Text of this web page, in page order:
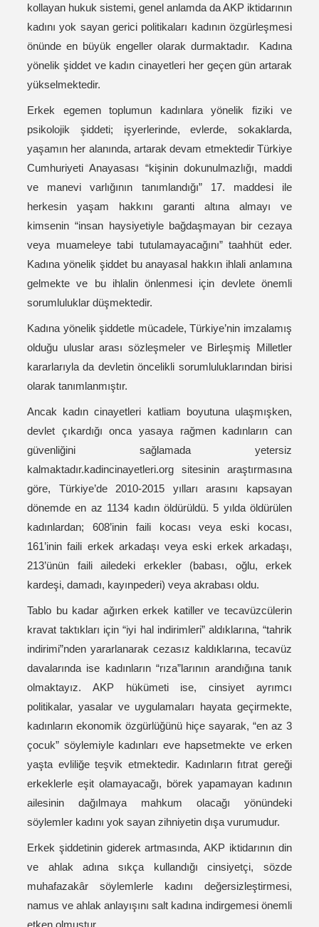
kollayan hukuk sistemi, genel anlamda da AKP iktidarının
kadını yok sayan gerici politikaları kadının özgürleşmesi
önünde en büyük engeller olarak durmaktadır. Kadına
yönelik şiddet ve kadın cinayetleri her geçen gün artarak
yükselmektedir.
Erkek egemen toplumun kadınlara yönelik fiziki ve
psikolojik şiddeti; işyerlerinde, evlerde, sokaklarda,
yaşamın her alanında, artarak devam etmektedir Türkiye
Cumhuriyeti Anayasası “kişinin dokunulmazlığı, maddi
ve manevi varlığının tanımlandığı” 17. maddesi ile
herkesin yaşam hakkını garanti altına almayı ve
kimsenin “insan haysiyetiyle bağdaşmayan bir cezaya
veya muameleye tabi tutulamayacağını” taahhüt eder.
Kadına yönelik şiddet bu anayasal hakkın ihlali anlamına
gelmekte ve bu ihlalin önlenmesi için devlete önemli
sorumluluklar düşmektedir.
Kadına yönelik şiddetle mücadele, Türkiye’nin imzalamış
olduğu uluslar arası sözleşmeler ve Birleşmiş Milletler
kararlarıyla da devletin öncelikli sorumluluklarından birisi
olarak tanımlanmıştır.
Ancak kadın cinayetleri katliam boyutuna ulaşmışken,
devlet çıkardığı onca yasaya rağmen kadınların can
güvenliğini sağlamada yetersiz
kalmaktadır.kadincinayetleri.org sitesinin araştırmasına
göre, Türkiye’de 2010-2015 yılları arasını kapsayan
dönemde en az 1134 kadın öldürüldü. 5 yılda öldürülen
kadınlardan; 608’inin faili kocası veya eski kocası,
161’inin faili erkek arkadaşı veya eski erkek arkadaşı,
213’ünün faili ailedeki erkekler (babası, oğlu, erkek
kardeşi, damadı, kayınpederi) veya akrabası oldu.
Tablo bu kadar ağırken erkek katiller ve tecavüzcülerin
kravat taktıkları için “iyi hal indirimleri” aldıklarına, “tahrik
indirimi”nden yararlanarak cezasız kaldıklarına, tecavüz
davalarında ise kadınların “rıza”larının arandığına tanık
olmaktayız. AKP hükümeti ise, cinsiyet ayrımcı
politikalar, yasalar ve uygulamaları hayata geçirmekte,
kadınların ekonomik özgürlüğünü hiçe sayarak, “en az 3
çocuk” söylemiyle kadınları eve hapsetmekte ve erken
yaşta evliliğe teşvik etmektedir. Kadınların fıtrat gereği
erkeklerle eşit olamayacağı, börek yapamayan kadının
ailesinin dağılmaya mahkum olacağı yönündeki
söylemler kadını yok sayan zihniyetin dışa vurumudur.
Erkek şiddetinin giderek artmasında, AKP iktidarının din
ve ahlak adına sıkça kullandığı cinsiyetçi, sözde
muhafazakâr söylemlerle kadını değersizleştirmesi,
namus ve ahlak anlayışını salt kadına indirgemesi önemli
etken olmuştur.